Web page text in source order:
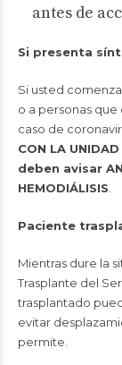
antes de
Si presenta
Si usted
o a personas que
caso de
CON LA
deben avisar
HEMODIÁLISIS
Paciente
Mientras dure la
Trasplante del
trasplantado
evitar
permite.